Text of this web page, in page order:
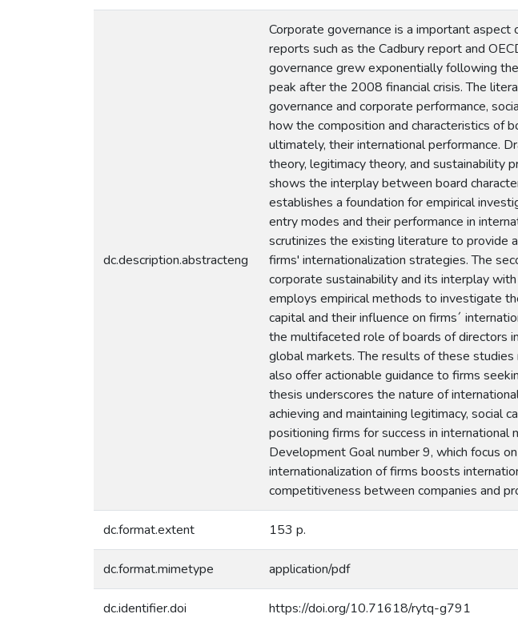
dc.description.abstracteng
Corporate governance is a important
reports such as the Cadbury report and
governance grew exponentially following
peak after the 2008 financial crisis. The
governance and corporate performance,
how the composition and characteristics of
ultimately, their international performance.
theory, legitimacy theory, and sustainability
shows the interplay between board
establishes a foundation for empirical
entry modes and their performance in
scrutinizes the existing literature to provide
firms' internationalization strategies. The
corporate sustainability and its interplay
employs empirical methods to investigate
capital and their influence on firms´
the multifaceted role of boards of directors
global markets. The results of these
also offer actionable guidance to firms
thesis underscores the nature of
achieving and maintaining legitimacy, social
positioning firms for success in
Development Goal number 9, which focus
internationalization of firms boosts
competitiveness between companies and
dc.format.extent 153 p.
dc.format.mimetype application/pdf
dc.identifier.doi https://doi.org/10.71618/rytq-g791